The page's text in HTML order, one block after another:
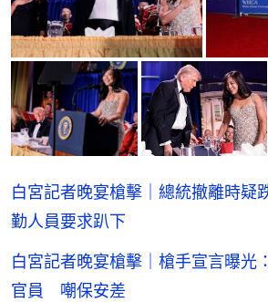
白宮記者晚宴槍擊｜總統撤離時
勤人員要求趴下
白宮記者晚宴槍擊｜槍手宣言曝光
官員 嘲保安差